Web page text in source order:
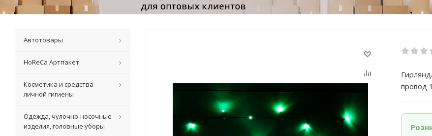
провод
Автотовары
HoReCa Артпакет
Косметика и средства
личной гигиены
Одежда, чулочно-носочные
изделия, головные уборы